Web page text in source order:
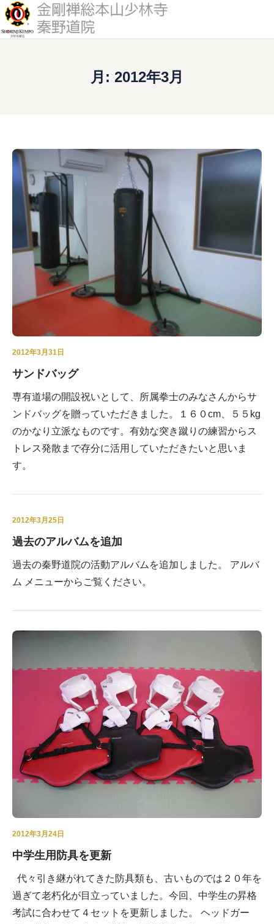
道院について
修練案内
活動予定
アクセス
入門案内
ブログ
月: 2012年3月
2012年3月31日
サンドバッグ
専有道場の開設祝いとして、所属拳士のみなさんからサ
ンドバッグを贈っていただきました。１６０cm、５５kg
のかなり立派なものです。有効な突き蹴りの練習からス
トレス発散まで存分に活用していただきたいと思いま
す。
2012年3月25日
過去のアルバムを追加
過去の秦野道院の活動アルバムを追加しました。 アルバ
ム メニューからご覧ください。
2012年3月24日
中学生用防具を更新
代々引き継がれてきた防具類も、古いものでは２０年を
過ぎて老朽化が目立っていました。今回、中学生の昇格
考試に合わせて４セットを更新しました。 ヘッドガー